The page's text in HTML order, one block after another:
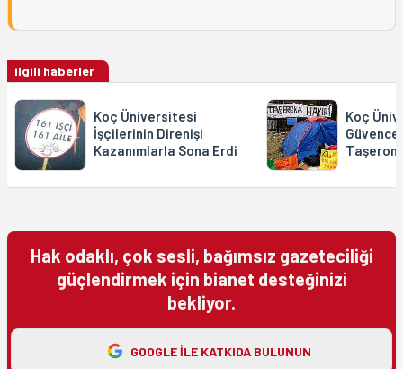
ilgili haberler
Koç Üniversitesi
İşçilerinin Direnişi
Kazanımlarla Sona Erdi
Koç
Hak odaklı, çok sesli, bağımsız gazeteciliği
güçlendirmek için bianet desteğinizi
bekliyor.
GOOGLE ILE KATKIDA BULUNUN